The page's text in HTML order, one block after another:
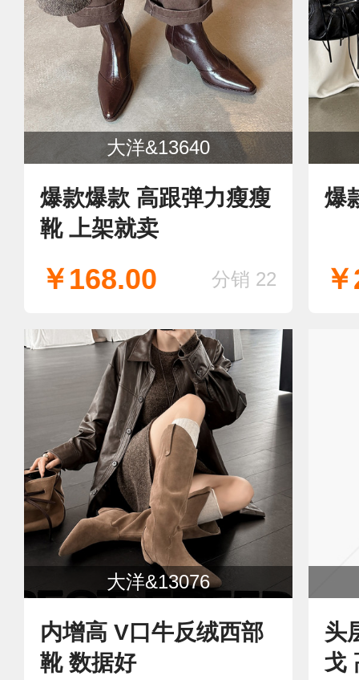
大洋&13640
爆款爆款 高跟弹力瘦瘦
靴 上架就卖
￥168.00 分销 22
爆
大洋&13076
内增高 V口牛反绒西部
靴 数据好
头
戈